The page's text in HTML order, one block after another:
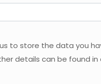
to store the data you
details can be found